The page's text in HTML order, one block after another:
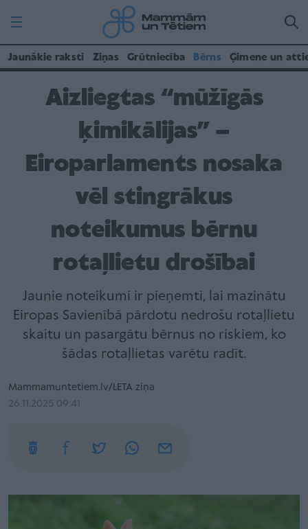
Jaunākie raksti Ziņas Grūtniecība Bērns Ģimene un
Aizliegtas “mūžīgās
ķimikālijas” –
Eiroparlaments nosaka
vēl stingrākus
noteikumus bērnu
rotaļlietu drošībai
Jaunie noteikumi ir pieņemti, lai mazinātu
Eiropas Savienībā pārdotu nedrošu rotaļlietu
skaitu un pasargātu bērnus no riskiem, ko
šādas rotaļlietas varētu radīt.
Mammamuntetiem.lv/LETA ziņa
26.11.2025 09:41